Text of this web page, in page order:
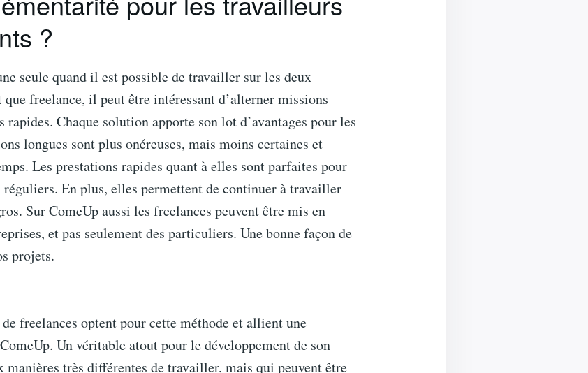
?
seule quand il est possible de travailler sur les deux
freelance, il peut être intéressant d’alterner missions
rapides. Chaque solution apporte son lot d’avantages pour les
longues sont plus onéreuses, mais moins certaines et
Les prestations rapides quant à elles sont parfaites pour
réguliers. En plus, elles permettent de continuer à travailler
Sur ComeUp aussi les freelances peuvent être mis en
et pas seulement des particuliers. Une bonne façon de
projets.
freelances optent pour cette méthode et allient une
Un véritable atout pour le développement de son
manières très différentes de travailler, mais qui peuvent être